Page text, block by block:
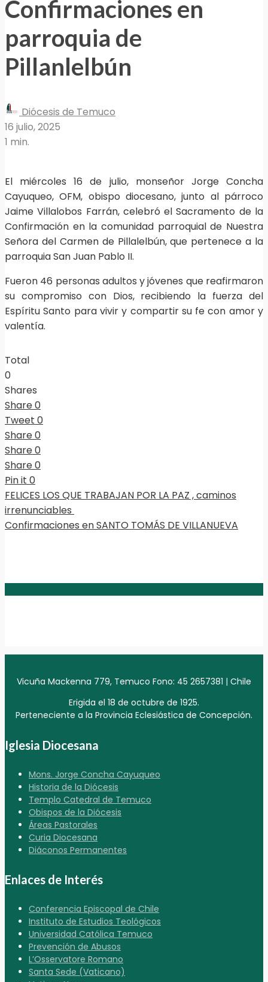
Confirmaciones en
parroquia de
Pillanlelbún
Diócesis de Temuco
16 julio, 2025
1 min.
El miércoles 16 de julio, monseñor Jorge Concha
Cayuqueo, OFM, obispo diocesano, junto al párroco
Jaime Villalobos Farrán, celebró el Sacramento de la
Confirmación en la comunidad parroquial de Nuestra
Señora del Carmen de Pillalelbún, que pertenece a la
parroquia San Juan Pablo II.
Fueron 46 personas adultos y jóvenes que reafirmaron
su compromiso con Dios, recibiendo la fuerza del
Espíritu Santo para vivir y compartir su fe con amor y
valentía.
Total
0
Shares
Share0
Tweet 0
Share0
Share0
Share0
Pin it 0
FELICES LOS QUE TRABAJAN POR LA PAZ , caminos
irrenunciables
Confirmaciones en SANTO TOMÁS DE VILLANUEVA
Vicuña Mackenna 779, Temuco Fono: 45 2657381 | Chile
Erigida el 18 de octubre de 1925.
Perteneciente a la Provincia Eclesiástica de Concepción.
Iglesia Diocesana
Mons. Jorge Concha Cayuqueo
Historia de la Diócesis
Templo Catedral de Temuco
Obispos de la Diócesis
Áreas Pastorales
Curia Diocesana
Diáconos Permanentes
Enlaces de Interés
Conferencia Episcopal de Chile
Instituto de Estudios Teológicos
Universidad Católica Temuco
Prevención de Abusos
L’Osservatore Romano
Santa Sede (Vaticano)